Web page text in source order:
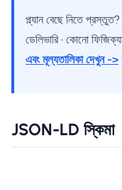
প্ল্যান বেছে নিতে
ডেলিভারি • কোনো
এবং মূল্যতালিকা দেখুন ->
JSON-LD স্কিমা